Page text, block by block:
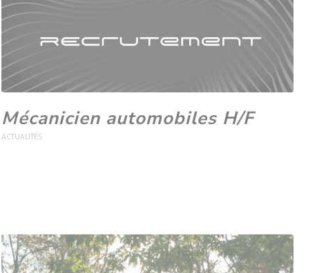
Mécanicien automobiles H/F
ACTUALITÉS